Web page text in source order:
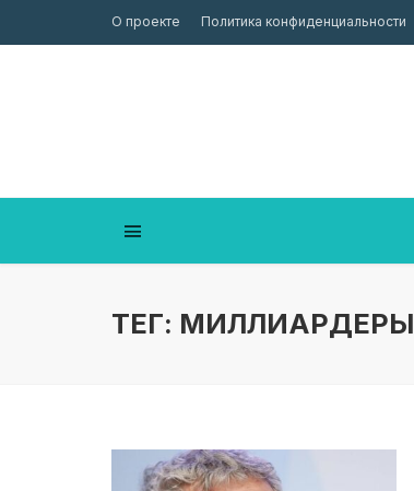
О проекте Политика конфиденциальности
ТЕГ: МИЛЛИАРДЕРЫ